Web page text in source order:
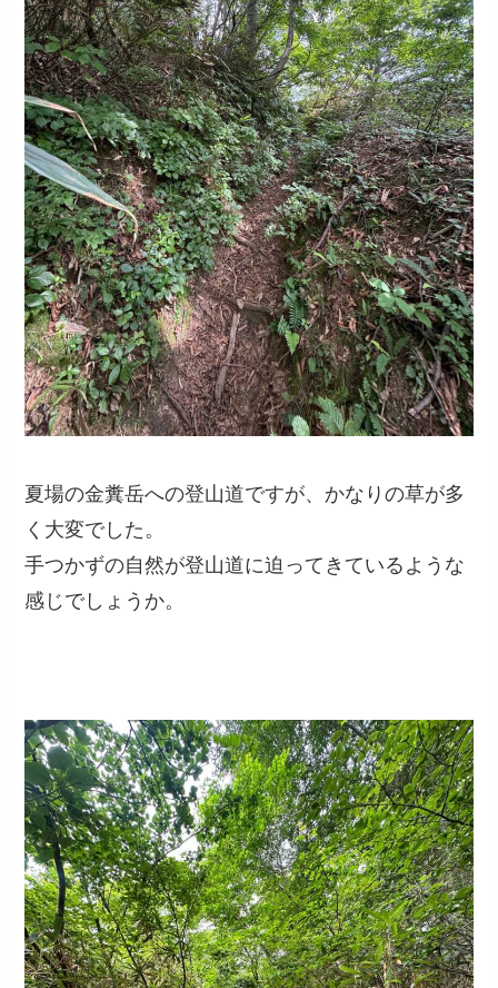
夏場の金糞岳への登山道ですが、かなりの草が多
く大変でした。
手つかずの自然が登山道に迫ってきているような
感じでしょうか。